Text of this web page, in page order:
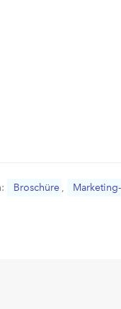
Broschüre ,